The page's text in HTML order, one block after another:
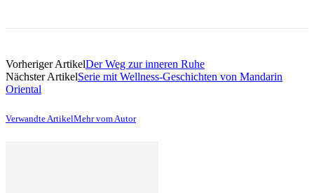
Vorheriger ArtikelDer Weg zur inneren Ruhe
Nächster ArtikelSerie mit Wellness-Geschichten von Mandarin
Oriental
Verwandte ArtikelMehr vom Autor